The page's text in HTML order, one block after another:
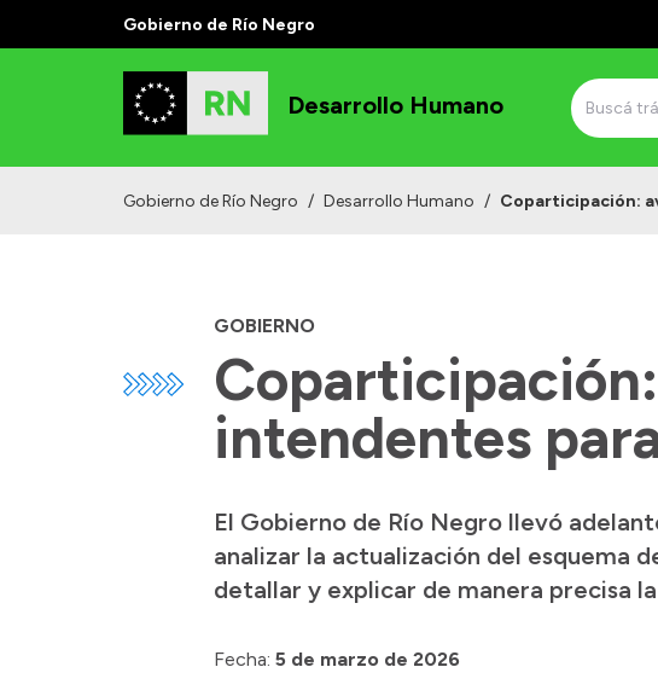
Gobierno de Río Negro
Desarrollo Humano
Gobierno de Río Negro / Desarrollo Humano / Coparticipación:
GOBIERNO
intendentes
El Gobierno de Río Negro llevó
analizar la actualización del esquema
detallar y explicar de manera precisa
Fecha: 5 de marzo de 2026